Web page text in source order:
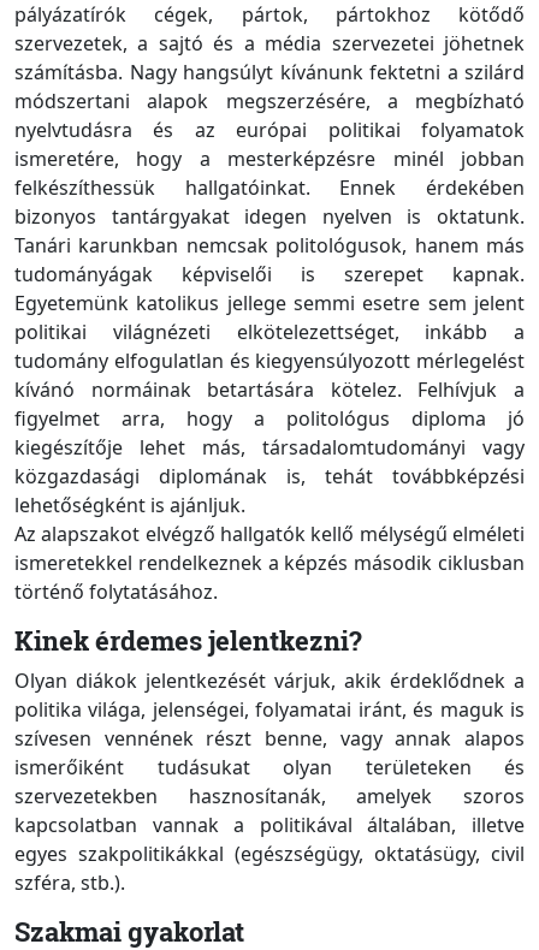
pályázatírók cégek, pártok, pártokhoz kötődő
szervezetek, a sajtó és a média szervezetei jöhetnek
számításba. Nagy hangsúlyt kívánunk fektetni a szilárd
módszertani alapok megszerzésére, a megbízható
nyelvtudásra és az európai politikai folyamatok
ismeretére, hogy a mesterképzésre minél jobban
felkészíthessük hallgatóinkat. Ennek érdekében
bizonyos tantárgyakat idegen nyelven is oktatunk.
Tanári karunkban nemcsak politológusok, hanem más
tudományágak képviselői is szerepet kapnak.
Egyetemünk katolikus jellege semmi esetre sem jelent
politikai világnézeti elkötelezettséget, inkább a
tudomány elfogulatlan és kiegyensúlyozott mérlegelést
kívánó normáinak betartására kötelez. Felhívjuk a
figyelmet arra, hogy a politológus diploma jó
kiegészítője lehet más, társadalomtudományi vagy
közgazdasági diplomának is, tehát továbbképzési
lehetőségként is ajánljuk.
Az alapszakot elvégző hallgatók kellő mélységű elméleti
ismeretekkel rendelkeznek a képzés második ciklusban
történő folytatásához.
Kinek érdemes jelentkezni?
Olyan diákok jelentkezését várjuk, akik érdeklődnek a
politika világa, jelenségei, folyamatai iránt, és maguk is
szívesen vennének részt benne, vagy annak alapos
ismerőiként tudásukat olyan területeken és
szervezetekben hasznosítanák, amelyek szoros
kapcsolatban vannak a politikával általában, illetve
egyes szakpolitikákkal (egészségügy, oktatásügy, civil
szféra, stb.).
Szakmai gyakorlat